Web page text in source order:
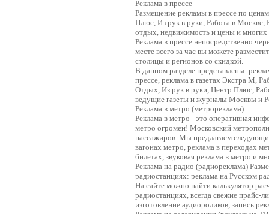
Реклама в прессе
Размещение рекламы в прессе по
Плюс, Из рук в руки, Работа в Москве,
отдых, недвижимость и цены и многих
Реклама в прессе непосредственно
месте всего за час вы можете
столицы и регионов со скидкой.
В данном разделе представлены:
прессе, реклама в газетах Экстра М,
Отдых, Из рук в руки, Центр Плюс,
ведущие газеты и журналы Москвы и
Реклама в метро (метрореклама)
Реклама в метро - это оперативная
метро огромен! Московский
пассажиров. Мы предлагаем
вагонах метро, реклама в переходах
билетах, звуковая реклама в метро и
Реклама на радио (радиореклама)
радиостанциях: реклама на Русском
На сайте можно найти калькулятор
радиостанциях, всегда свежие прайс-
изготовление аудиороликов, запись